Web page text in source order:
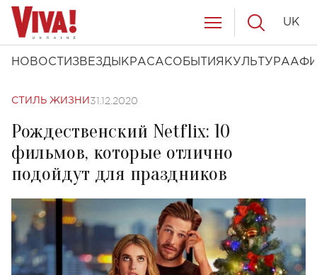
НОВОСТИ ЗВЕЗДЫ КРАСАСОБЫТИЯ КУЛЬТУРА
UK
СТИЛЬ ЖИЗНИ 31.12.2020
Рождественский Netflix: 10
фильмов, которые отлично
подойдут для праздников